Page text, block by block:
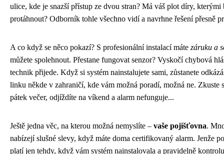
ulice, kde je snazší přístup ze dvou stran? Má váš plot díry, kterými
protáhnout? Odborník tohle všechno vidí a navrhne řešení přesně
A co když se něco pokazí? S profesionální instalací máte záruku a
můžete spolehnout. Přestane fungovat senzor? Vyskočí chybová
technik přijede. Když si systém nainstalujete sami, zůstanete
linku někde v zahraničí, kde vám možná poradí, možná ne. Zkuste
pátek večer, odjíždíte na víkend a alarm nefunguje...
Ještě jedna věc, na kterou možná nemyslíte – vaše pojišťovna.
nabízejí slušné slevy, když máte doma certifikovaný alarm. Jenže
platí jen tehdy, když vám systém nainstalovala a pravidelně